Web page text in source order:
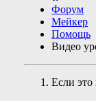
Форум
Мейкер
Помощь
Видео
Если это